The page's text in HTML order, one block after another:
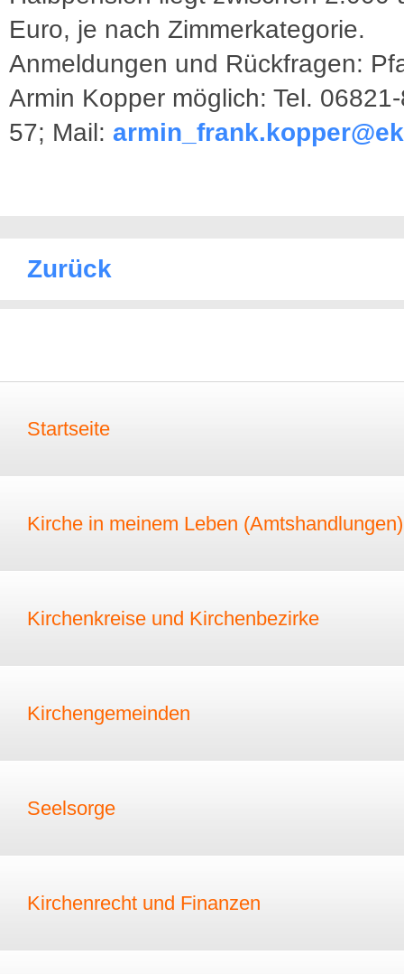
Euro, je nach Zimmerkategorie.
Anmeldungen und Rückfragen:
Armin Kopper möglich: Tel.
57; Mail:
Zurück
Startseite
Kirche in meinem Leben (Amtshandlungen)
Kirchenkreise und Kirchenbezirke
Kirchengemeinden
Seelsorge
Kirchenrecht und Finanzen